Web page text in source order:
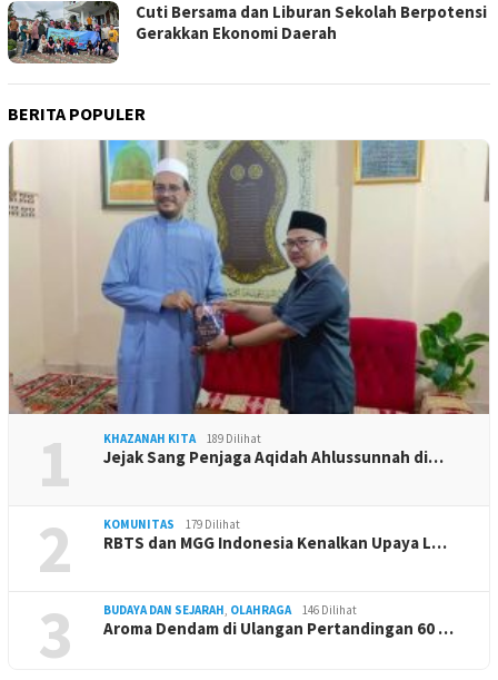
Cuti Bersama dan Liburan Sekolah Berpotensi
Gerakkan Ekonomi Daerah
BERITA POPULER
1 KHAZANAH KITA 189 Dilihat
Jejak Sang Penjaga Aqidah Ahlussunnah di…
2 KOMUNITAS 179 Dilihat
RBTS dan MGG Indonesia Kenalkan Upaya L…
3 BUDAYA DAN SEJARAH, OLAHRAGA 146 Dilihat
Aroma Dendam di Ulangan Pertandingan 60 …